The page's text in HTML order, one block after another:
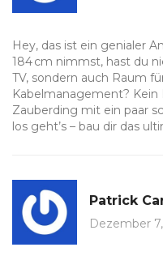
Hey, das ist ein genialer
184 cm nimmst, hast du
TV, sondern auch Raum
Kabelmanagement?
Zauberding mit ein paar
los geht’s – bau dir das
Patrick
Dezember